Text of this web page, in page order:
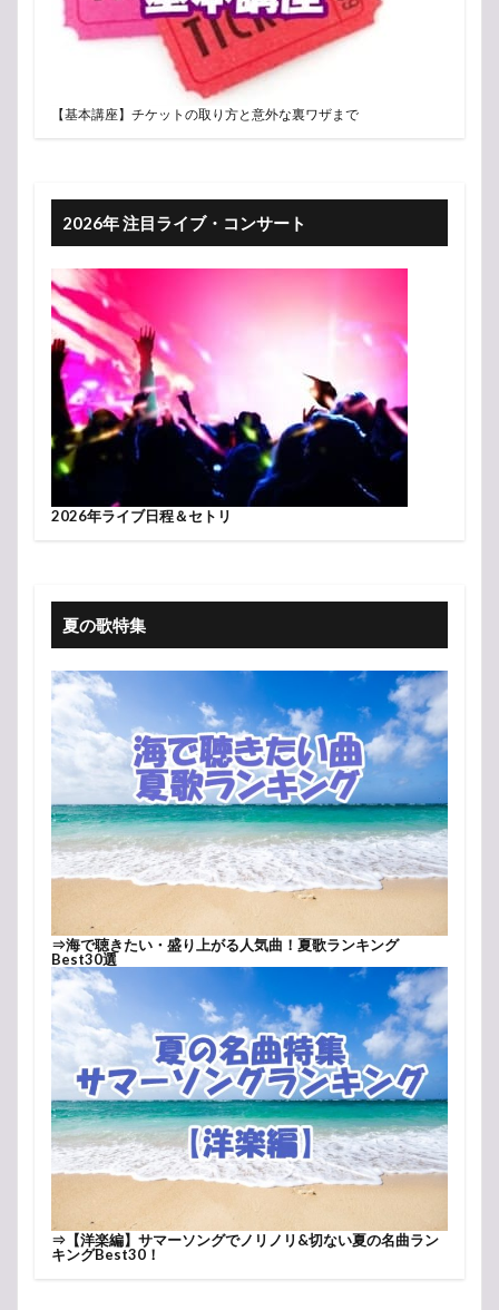
【基本講座】チケットの取り方と意外な裏ワザまで
2026年 注目ライブ・コンサート
2026年ライブ日程＆セトリ
夏の歌特集
⇒海で聴きたい・盛り上がる人気曲！夏歌ランキング
Best30選
⇒ 【洋楽編】サマーソングでノリノリ&切ない夏の名曲ラン
キングBest30！